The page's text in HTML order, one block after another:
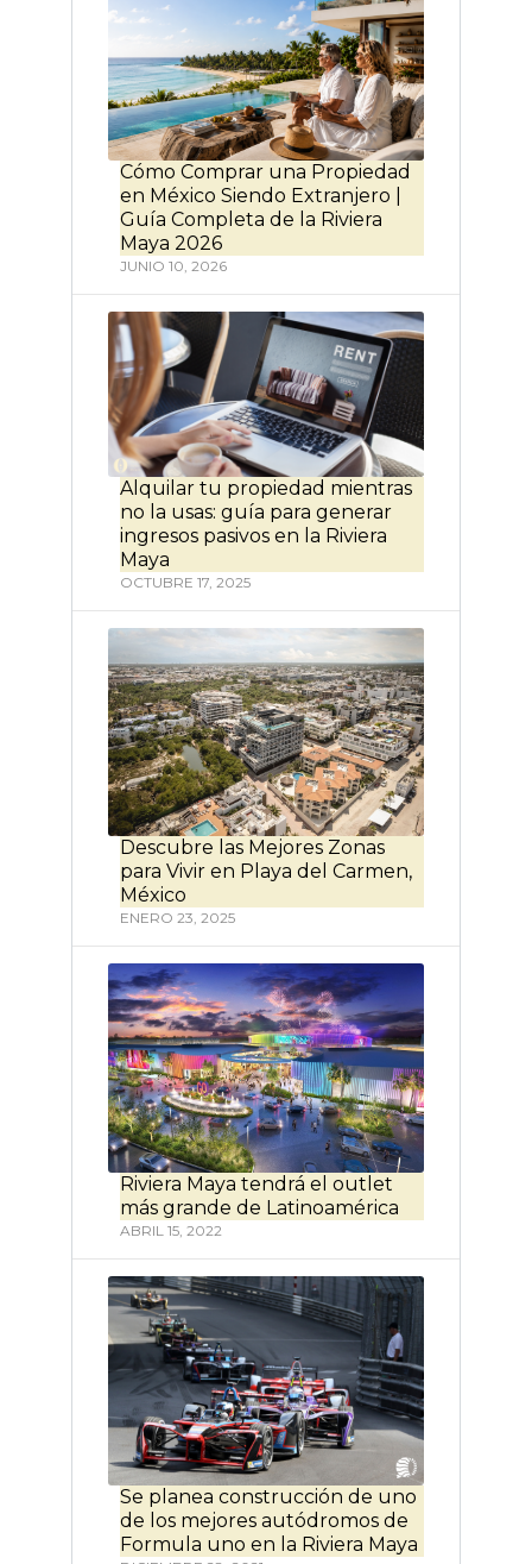
Cómo Comprar una Propiedad
en México Siendo Extranjero |
Guía Completa de la Riviera
Maya 2026
JUNIO 10, 2026
Alquilar tu propiedad mientras
no la usas: guía para generar
ingresos pasivos en la Riviera
Maya
OCTUBRE 17, 2025
Descubre las Mejores Zonas
para Vivir en Playa del Carmen,
México
ENERO 23, 2025
Riviera Maya tendrá el outlet
más grande de Latinoamérica
ABRIL 15, 2022
Se planea construcción de uno
de los mejores autódromos de
Formula uno en la Riviera Maya